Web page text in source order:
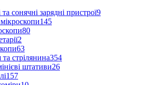
сонячні зарядні пристрої9
145
80
2
63
стрілянина354
штативи26
157